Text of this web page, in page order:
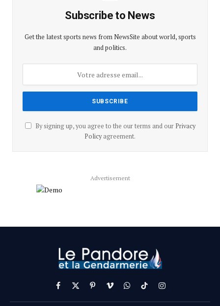
Subscribe to News
Get the latest sports news from NewsSite about world, sports
and politics.
By signing up, you agree to the our terms and our Privacy
Policyagreement.
Advertisement
Facebook
X
(Twitter)
PinterestVimeoWhatsApp
TikTokInstagram